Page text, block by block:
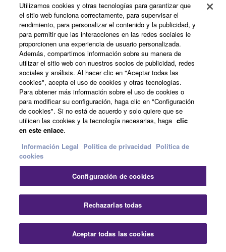
The SW10 STUDIO subwoofer has been designed
specifically for optimum matching with the MSP series
powered monitor speakers. Combined with MSP7
STUDIO or MSP5 STUDIO speakers in a stereo or
surround system it can provide a seamlessly extended
low end for accurate ultra wide range monitoring. A
comprehensive selection of inputs and outputs as well
as a phase switch and continuous high-cut and level
controls make it easy to achieve optimum performance
in any room and system. Whether you're simply mixing
basic stereo programs or authoring DVD audio in full
surround, MSP STUDIO series speakers plus an SW10
STUDIO will give you the ultimate monitoring
Descargas Contacte con nosotros
Utilizamos cookies y otras tecnologías para garantizar que
el sitio web funciona correctamente, para supervisar el
rendimiento, para personalizar el contenido y la publicidad, y
para permitir que las interacciones en las redes sociales le
proporcionen una experiencia de usuario personalizada.
Además, compartimos información sobre su manera de
utilizar el sitio web con nuestros socios de publicidad, redes
sociales y análisis. Al hacer clic en "Aceptar todas las
cookies", acepta el uso de cookies y otras tecnologías.
Para obtener más información sobre el uso de cookies o
para modificar su configuración, haga clic en "Configuración
de cookies". Si no está de acuerdo y solo quiere que se
utilicen las cookies y la tecnología necesarias, haga clic
en este enlace.
Información Legal Politica de privacidad Política de
cookies
Configuración de cookies
Rechazarlas todas
Aceptar todas las cookies